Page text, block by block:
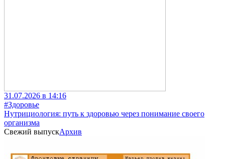
31.07.2026 в 14:16
#Здоровье
Нутрициология: путь к здоровью через понимание своего
организма
Свежий выпускАрхив